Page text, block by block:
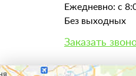
Ежедневно: с
Без выходных
Заказать